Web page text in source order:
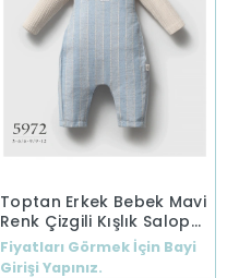
Toptan Erkek Bebek Mavi
Renk Çizgili Kışlık Salopet
(3-12 Ay)
Fiyatları Görmek İçin Bayi
Girişi Yapınız.